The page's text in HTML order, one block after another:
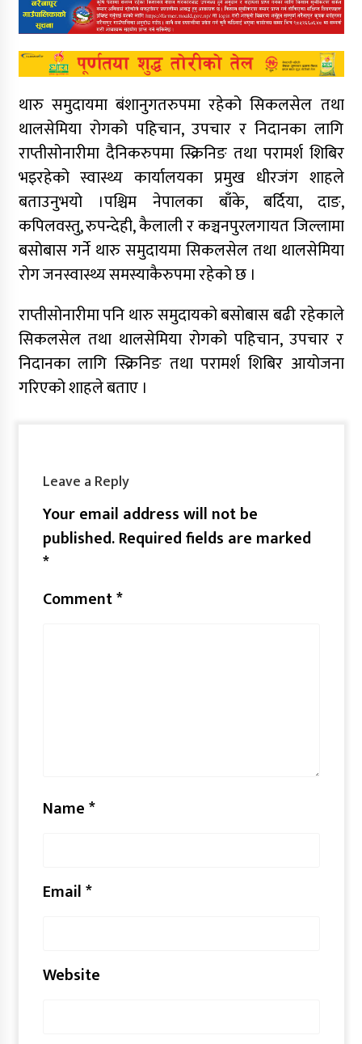
थारु समुदायमा बंशानुगतरुपमा रहेको सिकलसेल तथा
थालसेमिया रोगको पहिचान, उपचार र निदानका लागि
राप्तीसोनारीमा दैनिकरुपमा स्क्रिनिङ तथा परामर्श शिबिर
भइरहेको स्वास्थ्य कार्यालयका प्रमुख धीरजंग शाहले
बताउनुभयो ।पश्चिम नेपालका बाँके, बर्दिया, दाङ,
कपिलवस्तु, रुपन्देही, कैलाली र कञ्चनपुरलगायत जिल्लामा
बसोबास गर्ने थारु समुदायमा सिकलसेल तथा थालसेमिया
रोग जनस्वास्थ्य समस्याकैरुपमा रहेको छ ।
राप्तीसोनारीमा पनि थारु समुदायको बसोबास बढी रहेकाले
सिकलसेल तथा थालसेमिया रोगको पहिचान, उपचार र
निदानका लागि स्क्रिनिङ तथा परामर्श शिबिर आयोजना
गरिएको शाहले बताए ।
Leave a Reply
Your email address will not be
published.Required fields are marked
*
Comment*
Name*
Email*
Website